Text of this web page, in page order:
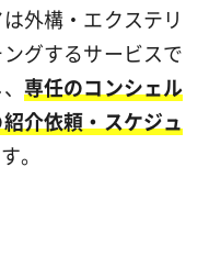
外構・エクステリ
グするサービスで
専任のコンシェル
介依頼・スケジュ
。